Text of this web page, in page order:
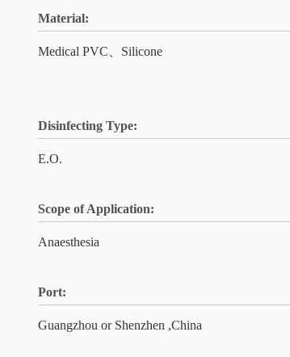
Material:
Medical PVC、Silicone
Disinfecting Type:
E.O.
Scope of Application:
Anaesthesia
Port:
Guangzhou or Shenzhen ,China